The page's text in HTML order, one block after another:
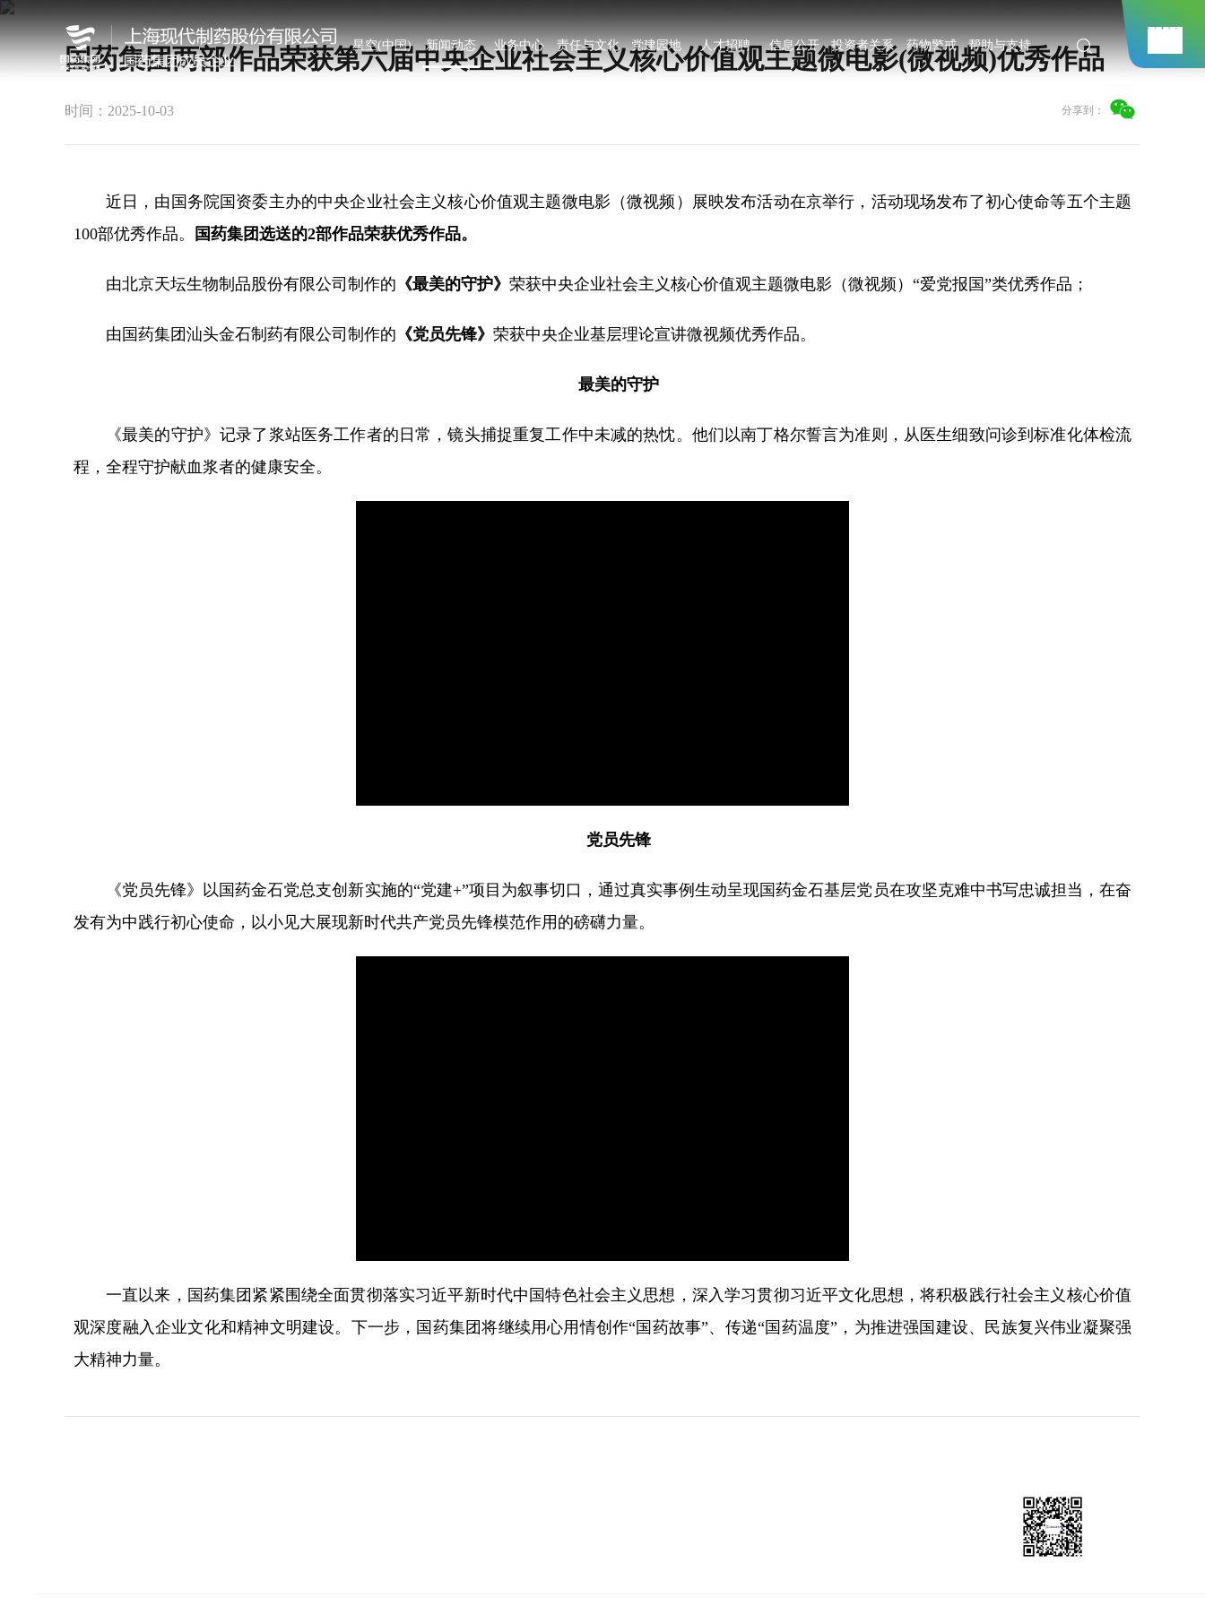
星空(中国) 新闻动态 业务中心 责任与文化 党建园地 人才招聘 信息公开 投资者关系 药物警戒 帮助与支持
国药集团两部作品荣获第六届中央企业社会主义核心价值观主题微电影(微视频)优秀作品
时间：2025-10-03 分享到：
近日，由国务院国资委主办的中央企业社会主义核心价值观主题微电影（微视频）展映发布活动在京举行，活动现场发布了初心使命等五个主题
100部优秀作品。
国药集团选送的2部作品荣获优秀作品。
由北京天坛生物制品股份有限公司制作的 《最美的守护》 荣获中央企业社会主义核心价值观主题微电影（微视频）“爱党报国”类优秀作品；
由国药集团汕头金石制药有限公司制作的 《党员先锋》 荣获中央企业基层理论宣讲微视频优秀作品。
最美的守护
《最美的守护》记录了浆站医务工作者的日常，镜头捕捉重复工作中未减的热忱。他们以南丁格尔誓言为准则，从医生细致问诊到标准化体检流
程，全程守护献血浆者的健康安全。
党员先锋
《党员先锋》以国药金石党总支创新实施的“党建+”项目为叙事切口，通过真实事例生动呈现国药金石基层党员在攻坚克难中书写忠诚担当，在奋
发有为中践行初心使命，以小见大展现新时代共产党员先锋模范作用的磅礴力量。
一直以来，国药集团紧紧围绕全面贯彻落实习近平新时代中国特色社会主义思想，深入学习贯彻习近平文化思想，将积极践行社会主义核心价值
观深度融入企业文化和精神文明建设。下一步，国药集团将继续用心用情创作“国药故事”、传递“国药温度”，为推进强国建设、民族复兴伟业凝聚强
大精神力量。